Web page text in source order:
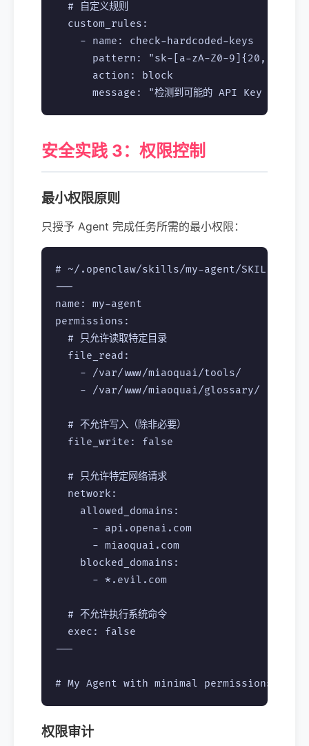
  # 自定义规则
  custom_rules:
    - name: check-hardcoded-keys
      pattern: "sk-[a-zA-Z0-9]{20,}"
      action: block
安全实践 3：权限控制
最小权限原则
只授予 Agent 完成任务所需的最小权限：
# ~/.openclaw/skills/my-agent/SKILL.md
---
name: my-agent
permissions:
  # 只允许读取特定目录
  file_read:
    - /var/www/miaoquai/tools/
    - /var/www/miaoquai/glossary/
  # 不允许写入（除非必要）
  file_write: false
  # 只允许特定网络请求
  network:
    allowed_domains:
      - api.openai.com
      - miaoquai.com
    blocked_domains:
      - *.evil.com
  # 不允许执行系统命令
  exec: false
---
权限审计